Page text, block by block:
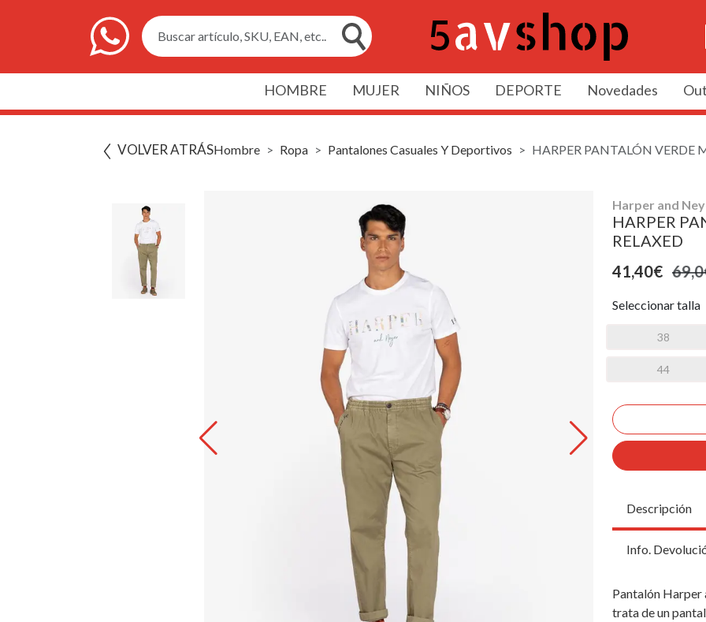
Buscar artículo, SKU, EAN, etc..
HOMBRE MUJER NIÑOS DEPORTE Novedades
VOLVER ATRÁSHombre Ropa Pantalones Casuales Y Deportivos HARPER PANTALÓN VERDE
Harper and
HARPER
RELAXED
41,40€
Seleccionar talla
38
44
Descripción
Info.
Pantalón Harper
trata de un